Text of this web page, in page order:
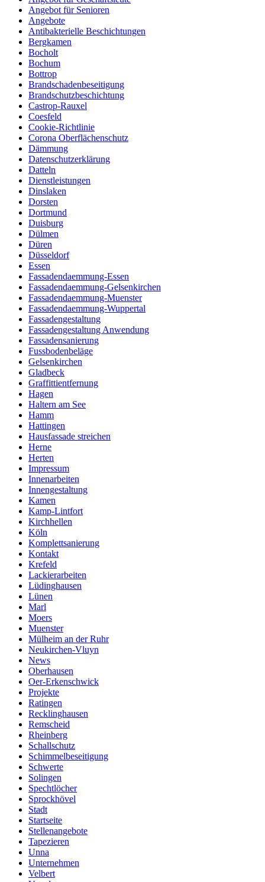
Angebot für Senioren
Angebote
Antibakterielle Beschichtungen
Bergkamen
Bocholt
Bochum
Bottrop
Brandschadenbeseitigung
Brandschutzbeschichtung
Castrop-Rauxel
Coesfeld
Cookie-Richtlinie
Corona Oberflächenschutz
Dämmung
Datenschutzerklärung
Datteln
Dienstleistungen
Dinslaken
Dorsten
Dortmund
Duisburg
Dülmen
Düren
Düsseldorf
Essen
Fassadendaemmung-Essen
Fassadendaemmung-Gelsenkirchen
Fassadendaemmung-Muenster
Fassadendaemmung-Wuppertal
Fassadengestaltung
Fassadengestaltung Anwendung
Fassadensanierung
Fussbodenbeläge
Gelsenkirchen
Gladbeck
Graffittientfernung
Hagen
Haltern am See
Hamm
Hattingen
Hausfassade streichen
Herne
Herten
Impressum
Innenarbeiten
Innengestaltung
Kamen
Kamp-Lintfort
Kirchhellen
Köln
Komplettsanierung
Kontakt
Krefeld
Lackierarbeiten
Lüdinghausen
Lünen
Marl
Moers
Muenster
Mülheim an der Ruhr
Neukirchen-Vluyn
News
Oberhausen
Oer-Erkenschwick
Projekte
Ratingen
Recklinghausen
Remscheid
Rheinberg
Schallschutz
Schimmelbeseitigung
Schwerte
Solingen
Spechtlöcher
Sprockhövel
Stadt
Startseite
Stellenangebote
Tapezieren
Unna
Unternehmen
Velbert